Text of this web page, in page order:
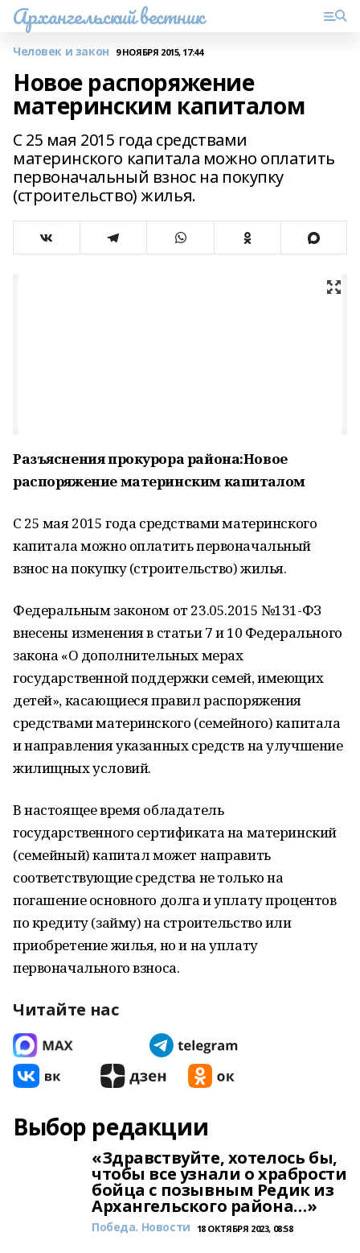
Архангельский вестник
Человек и закон 9 НОЯБРЯ 2015, 17:44
Новое распоряжение
материнским капиталом
С 25 мая 2015 года средствами
материнского капитала можно оплатить
первоначальный взнос на покупку
(строительство) жилья.
Разъяснения прокурора района:Новое
распоряжение материнским капиталом
С 25 мая 2015 года средствами материнского
капитала можно оплатить первоначальный
взнос на покупку (строительство) жилья.
Федеральным законом от 23.05.2015 №131-ФЗ
внесены изменения в статьи 7 и 10 Федерального
закона «О дополнительных мерах
государственной поддержки семей, имеющих
детей», касающиеся правил распоряжения
средствами материнского (семейного) капитала
и направления указанных средств на улучшение
жилищных условий.
В настоящее время обладатель
государственного сертификата на материнский
(семейный) капитал может направить
соответствующие средства не только на
погашение основного долга и уплату процентов
по кредиту (займу) на строительство или
приобретение жилья, но и на уплату
первоначального взноса.
Читайте нас
Выбор редакции
«Здравствуйте, хотелось бы,
чтобы все узнали о храбрости
бойца с позывным Редик из
Архангельского района…»
Победа. Новости 18 ОКТЯБРЯ 2023, 08:58